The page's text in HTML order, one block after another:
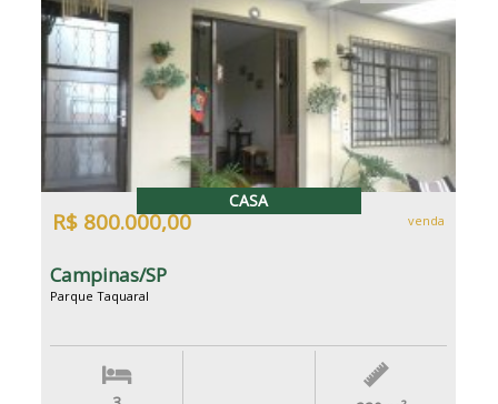
CASA
R$ 800.000,00 venda
Campinas/SP
Parque Taquaral